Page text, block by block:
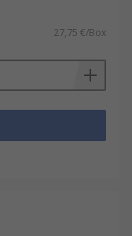
27,75 €/Box